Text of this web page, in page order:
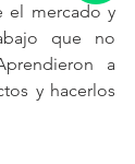
el mercado y
que no
a
y hacerlos